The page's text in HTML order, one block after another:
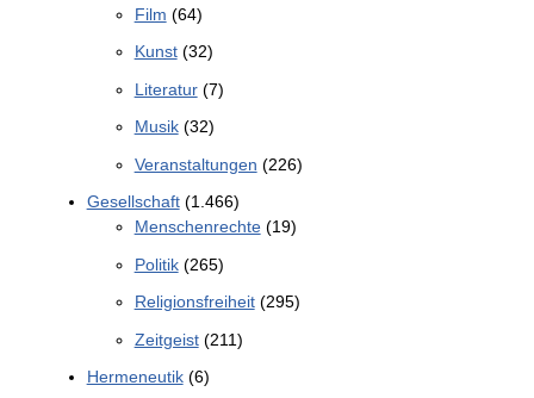
Film (64)
Kunst(32)
Literatur(7)
Musik(32)
Veranstaltungen (226)
Gesellschaft(1.466)
Menschenrechte(19)
Politik(265)
Religionsfreiheit(295)
Zeitgeist(211)
Hermeneutik(6)